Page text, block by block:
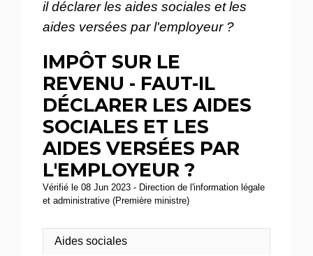
il déclarer les aides sociales et les
aides versées par l'employeur ?
IMPÔT SUR LE
REVENU - FAUT-IL
DÉCLARER LES AIDES
SOCIALES ET LES
AIDES VERSÉES PAR
L'EMPLOYEUR ?
Vérifié le 08 Jun 2023 - Direction de l'information légale
et administrative (Première ministre)
Aides sociales